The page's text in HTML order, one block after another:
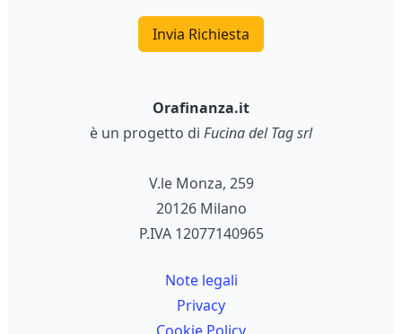
Invia Richiesta
Orafinanza.it
è un progetto di Fucina del Tag srl
V.le Monza, 259
20126 Milano
P.IVA 12077140965
Note legali
Privacy